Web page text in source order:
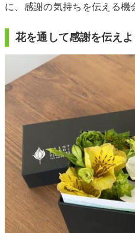
に、感謝の気持ちを伝える機
花を通して感謝を伝えよ